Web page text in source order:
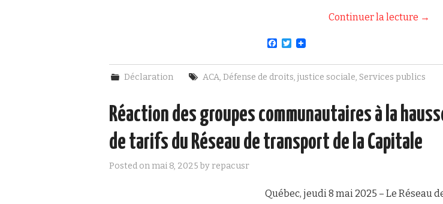
Continuer la lecture →
F
c
b
k
T
i
t
Déclaration ACA, Défense de droits, justice sociale, Services publics
Réaction des groupes communautaires à la
de tarifs du Réseau de transport de la Capitale
Posted onmai 8, 2025 byrepacusr
Québec, jeudi 8 mai 2025 – Le Réseau